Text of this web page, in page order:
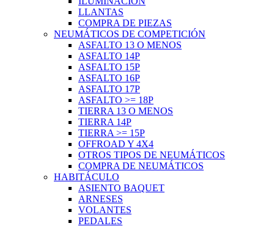
LLANTAS
COMPRA DE PIEZAS
NEUMÁTICOS DE COMPETICIÓN
ASFALTO 13 O MENOS
ASFALTO 14P
ASFALTO 15P
ASFALTO 16P
ASFALTO 17P
ASFALTO >= 18P
TIERRA 13 O MENOS
TIERRA 14P
TIERRA >= 15P
OFFROAD Y 4X4
OTROS TIPOS DE NEUMÁTICOS
COMPRA DE NEUMÁTICOS
HABITÁCULO
ASIENTO BAQUET
ARNESES
VOLANTES
PEDALES